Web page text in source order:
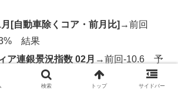
[自動車除くコア・前月比] →前回
結果
ア連銀景況指数 02月 →前回-10.6 予
検索 トップ サイドバー